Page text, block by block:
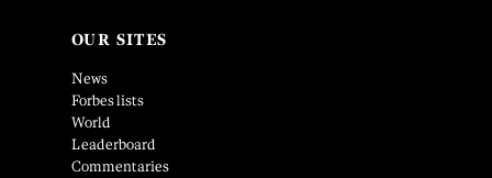
OUR SITES
News
Forbes lists
World
Leaderboard
Commentaries